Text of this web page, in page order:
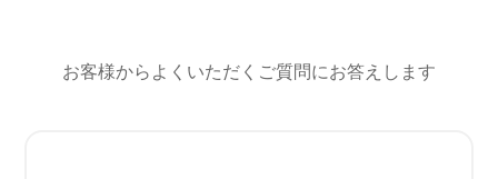
お客様からよくいただくご質問にお答えします